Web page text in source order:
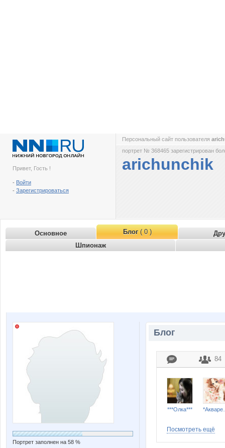
Привет, Гость !
- Войти
- Зарегистрироваться
Персональный сайт пользователя
портрет № 368465 зарегистрирован
arichunchik
Основное Блог( 0 )
Шпионаж
Портрет заполнен на 58 %
Блог
84
***Олка***
Посмотреть ещё